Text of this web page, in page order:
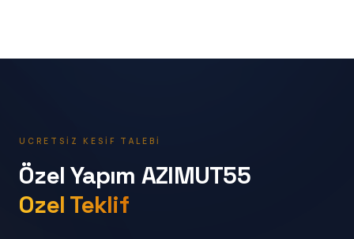
UCRETSIZ KESIF TALEBI
Özel Yapım AZIMUT55
Ozel Teklif